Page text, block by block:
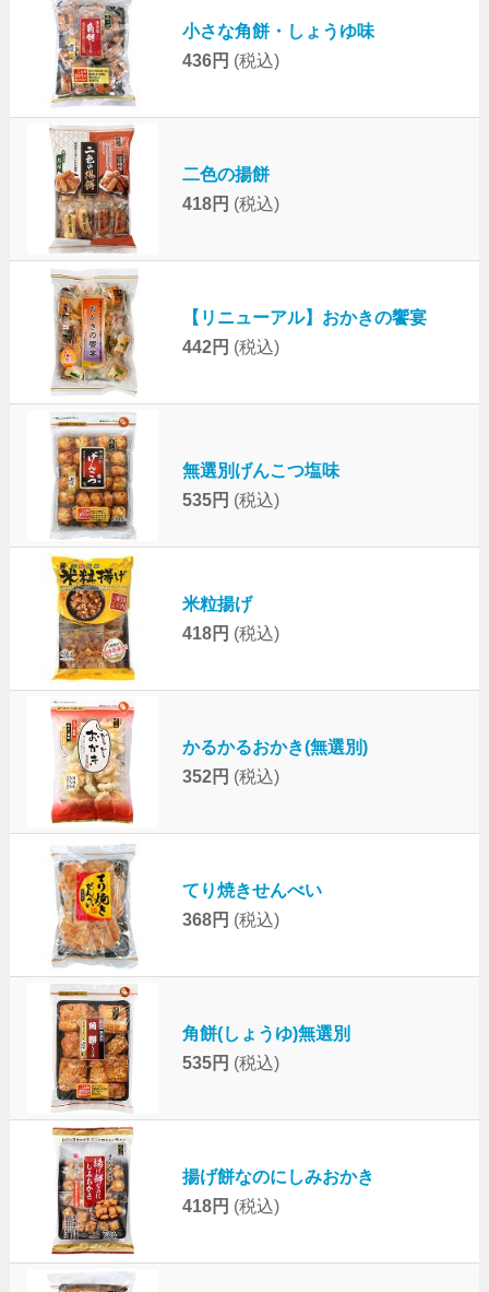
小さな角餅・しょうゆ味
436円 (税込)
二色の揚餅
418円 (税込)
【リニューアル】おかきの饗宴
442円 (税込)
無選別げんこつ塩味
535円 (税込)
米粒揚げ
418円 (税込)
かるかるおかき(無選別)
352円 (税込)
てり焼きせんべい
368円 (税込)
角餅(しょうゆ)無選別
535円 (税込)
揚げ餅なのにしみおかき
418円 (税込)